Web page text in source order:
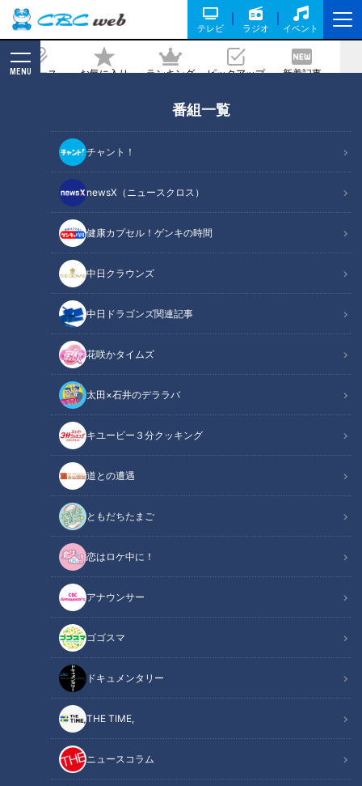
テレビ ラジオ イベント
ニュース お気に入り ランキング ピックアップ 新着記事
MENU
番組一覧
チャント！
newsX（ニュースクロス）
健康カプセル！ゲンキの時間
中日クラウンズ
中日ドラゴンズ関連記事
花咲かタイムズ
太田×石井のデララバ
キユーピー３分クッキング
道との遭遇
ともだちたまご
恋はロケ中に！
アナウンサー
ゴゴスマ
ドキュメンタリー
THE TIME,
ニュースコラム
戦！ 短歌強豪校・三重県津市『高田高
校』文芸部
記事に戻る
CBCテレビ『チャント！』マヂ学校に向かいます
この記事の画像（全10枚）